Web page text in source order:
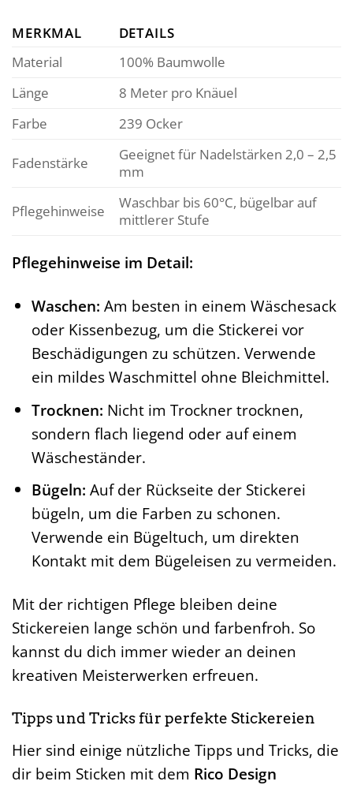
MERKMAL
DETAILS
Material
100% Baumwolle
Länge
8 Meter pro Knäuel
Farbe
239 Ocker
Fadenstärke
Geeignet für Nadelstärken 2,0 – 2,5
mm
Pflegehinweise
Waschbar bis 60°C, bügelbar auf
mittlerer Stufe
Pflegehinweise im Detail:
Waschen: Am besten in einem Wäschesack
oder Kissenbezug, um die Stickerei vor
Beschädigungen zu schützen. Verwende
ein mildes Waschmittel ohne Bleichmittel.
Trocknen: Nicht im Trockner trocknen,
sondern flach liegend oder auf einem
Wäscheständer.
Bügeln: Auf der Rückseite der Stickerei
bügeln, um die Farben zu schonen.
Verwende ein Bügeltuch, um direkten
Kontakt mit dem Bügeleisen zu vermeiden.
Mit der richtigen Pflege bleiben deine
Stickereien lange schön und farbenfroh. So
kannst du dich immer wieder an deinen
kreativen Meisterwerken erfreuen.
Tipps und Tricks für perfekte Stickereien
Hier sind einige nützliche Tipps und Tricks, die
dir beim Sticken mit dem Rico Design